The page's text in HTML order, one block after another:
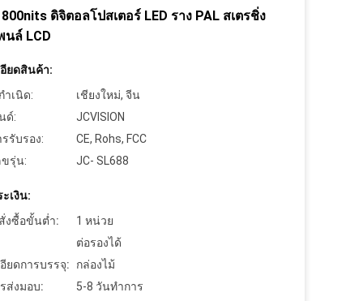
ดิจิตอลโปสเตอร์ LED ราง PAL สเตรชิ่ง
นล์ LCD
ยดสินค้า:
ำเนิด:
เชียงใหม่, จีน
ด์:
JCVISION
รับรอง:
CE, Rohs, FCC
ขรุ่น:
JC- SL688
เงิน:
งซื้อขั้นต่ำ:
1 หน่วย
ต่อรองได้
ยดการบรรจุ:
กล่องไม้
ส่งมอบ:
5-8 วันทําการ